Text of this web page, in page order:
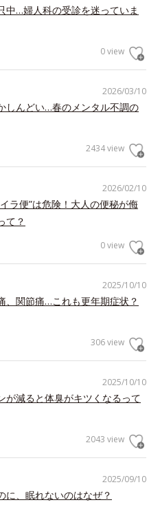
中…婦人科の受診を迷っていま
0 view
2026/03/10
しんどい…春のメンタル不調の
2434 view
2026/02/10
ラ便”は危険！大人の便秘が侮
て？
0 view
2025/10/10
、関節痛…これも更年期症状？
306 view
2025/10/10
が減ると体臭がキツくなるって
2043 view
2025/09/10
に、眠れないのはなぜ？